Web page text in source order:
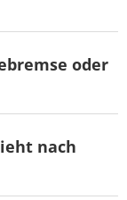
oder
nach